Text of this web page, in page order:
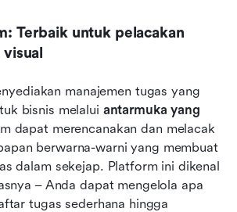
Terbaik untuk pelacakan
manajemen tugas yang
bisnis melalui antarmuka yang
dapat merencanakan dan melacak
berwarna-warni yang membuat
dalam sekejap. Platform ini dikenal
– Anda dapat mengelola apa
tugas sederhana hingga